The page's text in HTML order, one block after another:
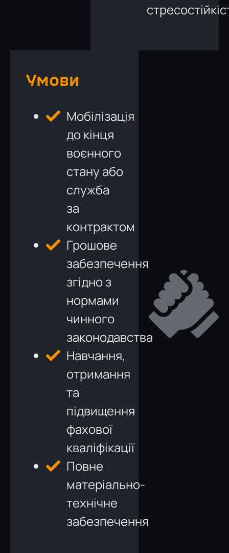
Умови
Мобілізація
до кінця
воєнного
стану або
служба
за
контрактом
Грошове
забезпечення
згідно з
нормами
чинного
законодавства
Навчання,
отримання
та
підвищення
фахової
кваліфікації
Повне
матеріально-
технічне
забезпечення